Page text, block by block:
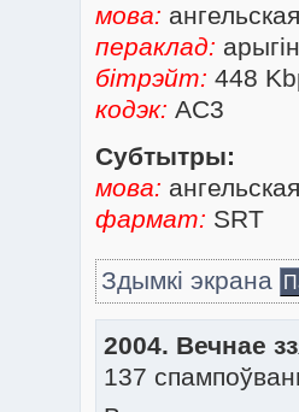
мова: ангельская
пераклад:
бітрэйт: 448
кодэк: AC3
Субтытры:
мова: ангельская
фармат: SRT
Здымкі экрана
2004. Вечнае
137